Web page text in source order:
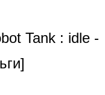
Tank : idle -